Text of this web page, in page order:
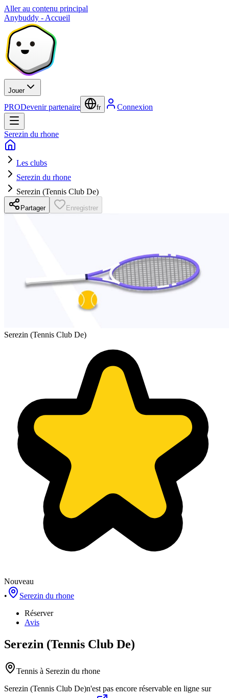
Aller au contenu principal
Anybuddy - Accueil
Jouer
PRODevenir partenaire fr Connexion
Serezin du rhone
Les clubs
Serezin du rhone
Serezin (Tennis Club De)
Partager Enregistrer
Serezin (Tennis Club De)
Nouveau
•
Serezin du rhone
Réserver
Avis
Serezin (Tennis Club De)
Tennis à Serezin du rhone
Serezin (Tennis Club De)n'est pas encore réservable en ligne sur